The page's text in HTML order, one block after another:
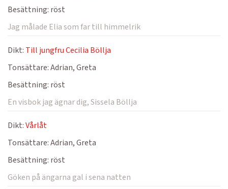
Besättning: röst
Jag målade Elia som far till himmelrik
Dikt: Till jungfru Cecilia Böllja
Tonsättare:Adrian, Greta
Besättning: röst
En visbok jag ägnar dig, Sissela Böllja
Dikt:Vårlåt
Tonsättare:Adrian, Greta
Besättning: röst
Göken på ängarna gal i sena natten